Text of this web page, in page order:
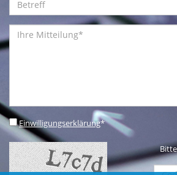
Einwilligungserklärung*